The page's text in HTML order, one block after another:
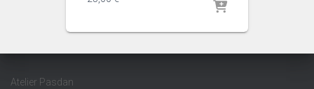
Atelier Pasdan